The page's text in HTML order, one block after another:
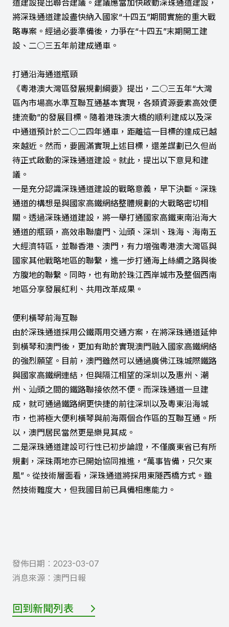
道建設提出聯合建議。建議應當加快啟動深珠通道建設，
將深珠通道建設盡快納入國家“十四五”期間實施的重大戰
略專案。經過必要準備後，力爭在“十四五”末期開工建
設、二○三五年前建成通車。
打通沿海通道瓶頸
《粵港澳大灣區發展規劃綱要》提出，二○三五年“大灣
區內市場高水準互聯互通基本實現，各類資源要素高效便
捷流動”的發展目標。隨着港珠澳大橋的順利建成以及深
中通道預計於二○二四年通車，距離這一目標的達成已越
來越近。然而，要圓滿實現上述目標，還差謀劃已久但尚
待正式啟動的深珠通道建設。就此，提出以下意見和建
議。
一是充分認識深珠通道建設的戰略意義，早下決斷。深珠
通道的構想是與國家高鐵網絡整體規劃的大戰略密切相
關。透過深珠通道建設，將一舉打通國家高鐵東南沿海大
通道的瓶頸，高效串聯廈門、汕頭、深圳、珠海、海南五
大經濟特區，並聯香港、澳門，有力增強粵港澳大灣區與
國家其他戰略地區的聯繫，進一步打通海上絲綢之路與後
方腹地的聯繫。同時，也有助於珠江西岸城市及整個西南
地區分享發展紅利、共用改革成果。
便利橫琴前海互聯
由於深珠通道採用公鐵兩用交通方案，在將深珠通道延伸
到橫琴和澳門後，更加有助於實現澳門融入國家高鐵網絡
的強烈願望。目前，澳門雖然可以通過廣佛江珠城際鐵路
與國家高鐵網連結，但與隔江相望的深圳以及惠州、潮
州、汕頭之間的鐵路聯接依然不便。而深珠通道一旦建
成，就可通過鐵路網更快捷的前往深圳以及粵東沿海城
市，也將極大便利橫琴與前海兩個合作區的互聯互通。所
以，澳門居民當然更是樂見其成。
二是深珠通道建設可行性已初步論證，不僅廣東省已有所
規劃，深珠兩地亦已開始協同推進，“萬事皆備，只欠東
風”。從技術層面看，深珠通道將採用東隧西橋方式。雖
然技術難度大，但我國目前已具備相應能力。
發佈日期︰ 2023-03-07
消息來源︰ 澳門日報
回到新聞列表